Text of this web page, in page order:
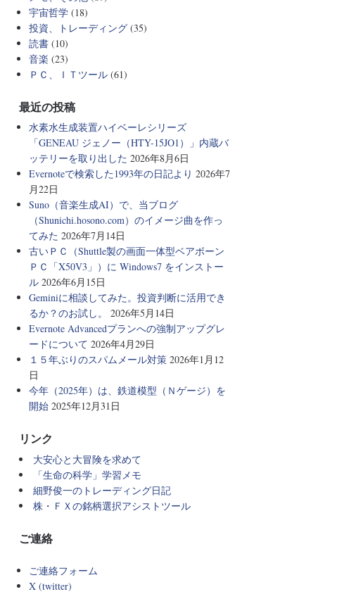
宇宙哲学 (18)
投資、トレーディング (35)
読書 (10)
音楽 (23)
ＰＣ、ＩＴツール (61)
最近の投稿
水素水生成装置ハイベーレシリーズ
「GENEAU ジェノー（HTY-15JO1）」内蔵バ
ッテリーを取り出した 2026年8月6日
Evernoteで検索した1993年の日記より 2026年7
月22日
Suno（音楽生成AI）で、当ブログ
（Shunichi.hosono.com）のイメージ曲を作っ
てみた 2026年7月14日
古いＰＣ（Shuttle製の画面一体型ベアボーン
ＰＣ「X50V3」）に Windows7 をインストー
ル 2026年6月15日
Geminiに相談してみた。投資判断に活用でき
るか？のお試し。
2026年5月14日
Evernote Advancedプランへの強制アップグレ
ードについて 2026年4月29日
１５年ぶりのスパムメール対策 2026年1月12
日
今年（2025年）は、鉄道模型（Ｎゲージ）を
開始 2025年12月31日
リンク
大安心と大冒険を求めて
「生命の科学」学習メモ
細野俊一のトレーディング日記
株・ＦＸの銘柄選択アシストツール
ご連絡
ご連絡フォーム
X (twitter)